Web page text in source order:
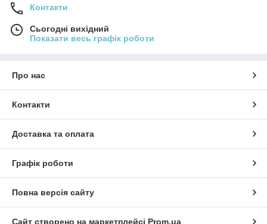
Контакти
Сьогодні вихідний
Показати весь графік роботи
Про нас
Контакти
Доставка та оплата
Графік роботи
Повна версія сайту
Сайт створено на маркетплейсі Prom.ua